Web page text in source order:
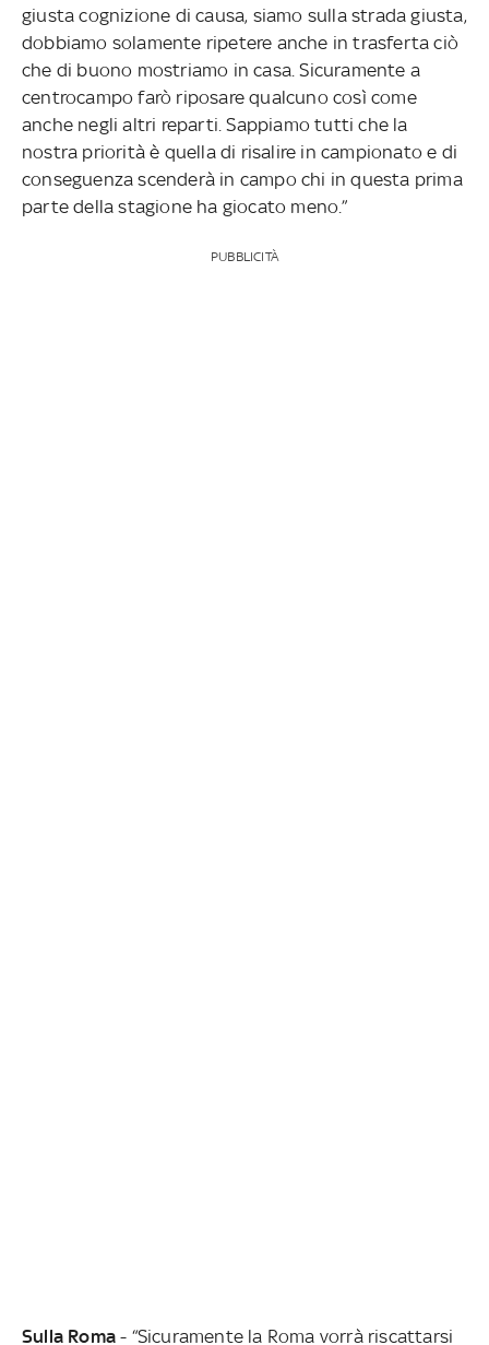
giusta cognizione di causa, siamo sulla strada giusta,
dobbiamo solamente ripetere anche in trasferta ciò
che di buono mostriamo in casa. Sicuramente a
centrocampo farò riposare qualcuno così come
anche negli altri reparti. Sappiamo tutti che la
nostra priorità è quella di risalire in campionato e di
conseguenza scenderà in campo chi in questa prima
parte della stagione ha giocato meno.”
PUBBLICITÀ
Sulla Roma - “Sicuramente la Roma vorrà riscattarsi